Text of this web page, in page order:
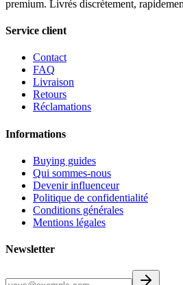
premium. Livrés discrètement,
Service client
Contact
FAQ
Livraison
Retours
Réclamations
Informations
Buying guides
Qui sommes-nous
Devenir influenceur
Politique de confidentialité
Conditions générales
Mentions légales
Newsletter